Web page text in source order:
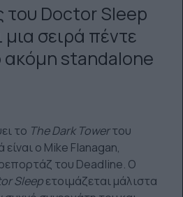
του Doctor Sleep
σειρά πέντε
ακόμη standalone
το TheDark Towerτου
ο Mike Flanagan,
του Deadline. Ο
Sleepετοιμάζεται μάλιστα